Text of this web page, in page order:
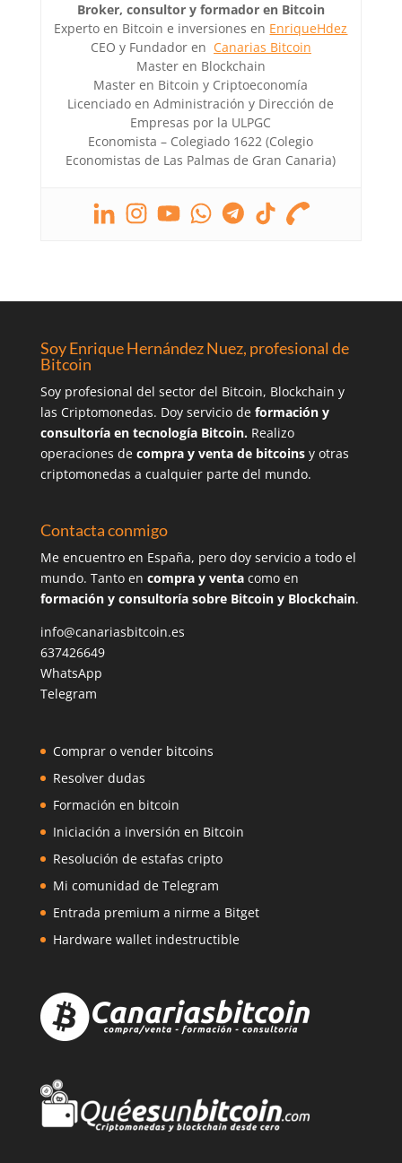
Broker, consultor y formador en Bitcoin
Experto en Bitcoin e inversiones en EnriqueHdez
CEO y Fundador en Canarias Bitcoin
Master en Blockchain
Master en Bitcoin y Criptoeconomía
Licenciado en Administración y Dirección de
Empresas por la ULPGC
Economista – Colegiado 1622 (Colegio
Economistas de Las Palmas de Gran Canaria)
Soy Enrique Hernández Nuez, profesional de
Bitcoin
Soy profesional del sector del Bitcoin, Blockchain y
las Criptomonedas. Doy servicio de formación y
consultoría en tecnología Bitcoin.Realizo
operaciones de compra y venta de bitcoinsy otras
criptomonedas a cualquier parte del mundo.
Contacta conmigo
Me encuentro en España, pero doy servicio a todo el
mundo. Tanto en compra y ventacomo en
formación y consultoría sobre Bitcoin y Blockchain.
info@canariasbitcoin.es
637426649
WhatsApp
Telegram
Comprar o vender bitcoins
Resolver dudas
Formación en bitcoin
Iniciación a inversión en Bitcoin
Resolución de estafas cripto
Mi comunidad de Telegram
Entrada premium a nirme a Bitget
Hardware wallet indestructible